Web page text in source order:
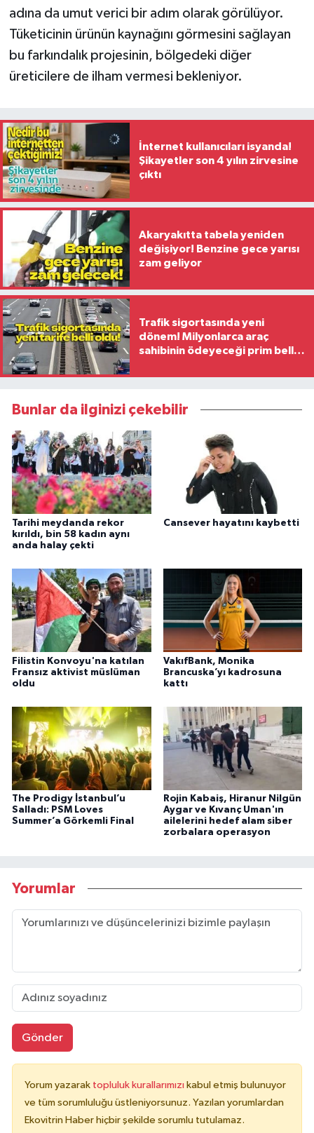
adına da umut verici bir adım olarak görülüyor.
Tüketicinin ürünün kaynağını görmesini sağlayan
bu farkındalık projesinin, bölgedeki diğer
üreticilere de ilham vermesi bekleniyor.
İnternet kullanıcıları isyanda!
Şikayetler son 4 yılın zirvesine
çıktı
Akaryakıtta tabela yeniden
değişiyor! Benzine gece yarısı
zam geliyor
Trafik sigortasında yeni
dönem! Milyonlarca araç
sahibinin ödeyeceği prim belli
Bunlar da ilginizi çekebilir
Tarihi meydanda rekor
kırıldı, bin 58 kadın aynı
anda halay çekti
Cansever hayatını kaybetti
Filistin Konvoyu'na katılan
Fransız aktivist müslüman
oldu
VakıfBank, Monika
Brancuska’yı kadrosuna
kattı
The Prodigy İstanbul’u
Salladı: PSM Loves
Summer’a Görkemli Final
Rojin Kabaiş, Hiranur Nilgün
Aygar ve Kıvanç Uman'ın
ailelerini hedef alam siber
zorbalara operasyon
Yorumlar
Gönder
Yorum yazarak topluluk kurallarımızı kabul etmiş bulunuyor
ve tüm sorumluluğu üstleniyorsunuz. Yazılan yorumlardan
Ekovitrin Haber hiçbir şekilde sorumlu tutulamaz.